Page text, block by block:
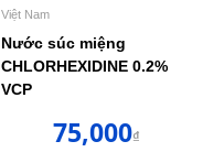
Việt Nam
Nước súc miệng
CHLORHEXIDINE 0.2%
VCP
75,000₫